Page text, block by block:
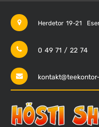
Herdetor 19-21
0 49 71 / 22 74